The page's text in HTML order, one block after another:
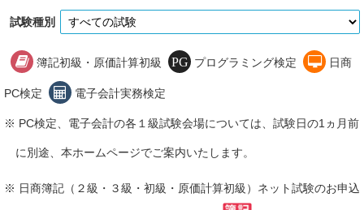
試験種別
簿記初級・原価計算初級 プログラミング検定 日商
PC検定 電子会計実務検定
※ PC検定、電子会計の各１級試験会場については、試験日の1ヵ月前
に別途、本ホームページでご案内いたします。
※ 日商簿記（２級・３級・初級・原価計算初級）ネット試験のお申込